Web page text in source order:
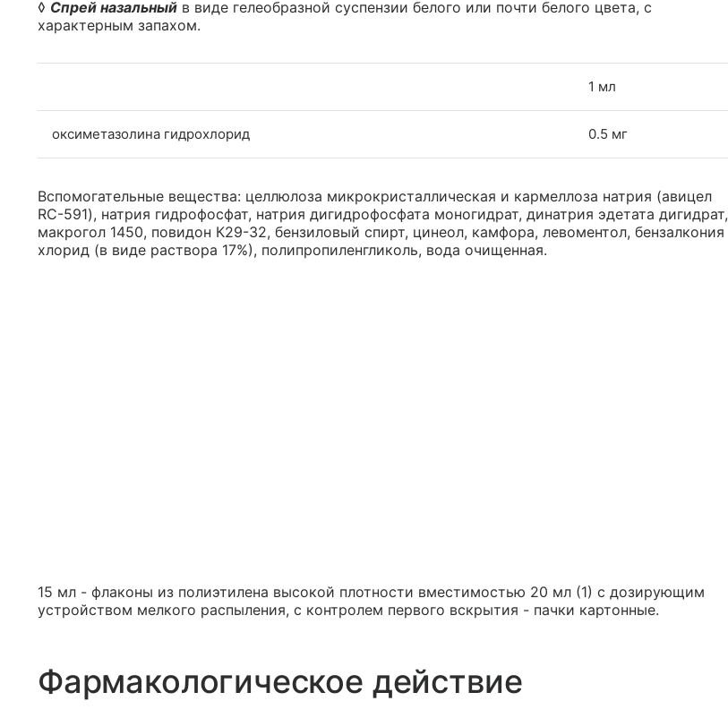
◊ Спрей назальный в виде гелеобразной суспензии белого или почти белого цвета, с
характерным запахом.
1 мл
оксиметазолина гидрохлорид 0.5 мг
Вспомогательные вещества: целлюлоза микрокристаллическая и кармеллоза натрия (авицел
RC-591), натрия гидрофосфат, натрия дигидрофосфата моногидрат, динатрия эдетата дигидрат,
макрогол 1450, повидон К29-32, бензиловый спирт, цинеол, камфора, левоментол, бензалкония
хлорид (в виде раствора 17%), полипропиленгликоль, вода очищенная.
15 мл - флаконы из полиэтилена высокой плотности вместимостью 20 мл (1) с дозирующим
устройством мелкого распыления, с контролем первого вскрытия - пачки картонные.
Фармакологическое действие